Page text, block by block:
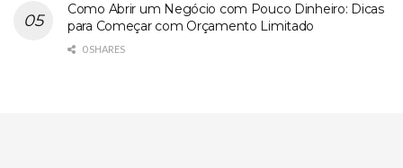
Como Abrir um Negócio com Pouco Dinheiro: Dicas
para Começar com Orçamento Limitado
0 SHARES